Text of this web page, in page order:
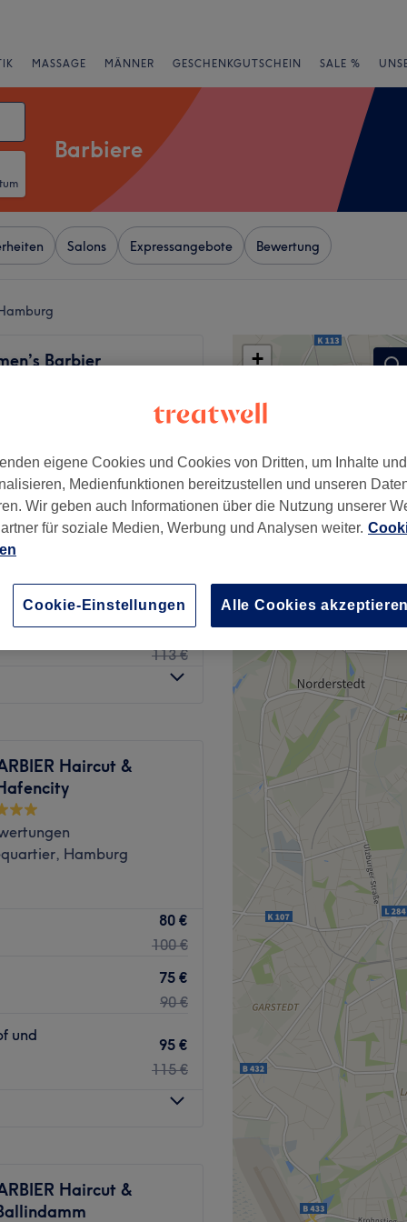
MASSAGE MÄNNER GESCHENKGUTSCHEIN SALE %
Barbiere
Salons Expressangebote Bewertung
Barbier
12 €
20 €
69 €
113 €
Haircut &
Hamburg
80 €
100 €
75 €
90 €
und
95 €
115 €
Haircut &
+
eigene Cookies und Cookies von Dritten, um Inhalte
Medienfunktionen bereitzustellen und unseren
Wir geben auch Informationen über die Nutzung unserer
für soziale Medien, Werbung und Analysen weiter.
Cookie-Einstellungen Alle Cookies